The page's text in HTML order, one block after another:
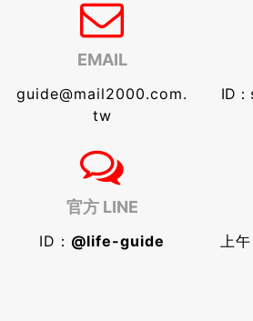
EMAIL
guide@mail2000.com.
tw
ID
官方 LINE
ID： @life-guide 上